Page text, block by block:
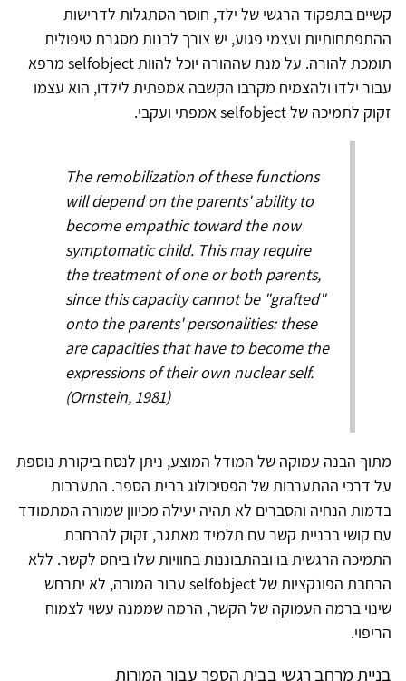
קשיים בתפקוד הרגשי של ילד, חוסר הסתגלות לדרישות
ההתפתחותיות ועצמי פגוע, יש צורך לבנות מסגרת טיפולית
תומכת להורה. על מנת שההורה יוכל להוות selfobject מרפא
עבור ילדו ולהצמיח מקרבו הקשבה אמפתית לילדו, הוא עצמו
זקוק לתמיכה של selfobject אמפתי ועקבי.
The remobilization of these functions
will depend on the parents' ability to
become empathic toward the now
symptomatic child. This may require
the treatment of one or both parents,
since this capacity cannot be "grafted"
onto the parents' personalities: these
are capacities that have to become the
expressions of their own nuclear self.
(Ornstein, 1981)
מתוך הבנה עמוקה של המודל המוצע, ניתן לנסח ביקורת נוספת
על דרכי ההתערבות של הפסיכולוג בבית הספר. התערבות
בדמות הנחיה והסברים לא תהיה יעילה מכיוון שמורה המתמודד
עם קושי בבניית קשר עם תלמיד מאתגר, זקוק להרחבת
התמיכה הרגשית בו ובהתבוננות בחוויות שלו ביחס לקשר. ללא
הרחבת הפונקציות של selfobject עבור המורה, לא יתרחש
שינוי ברמה העמוקה של הקשר, הרמה שממנה עשוי לצמוח
הריפוי.
בניית מרחב רגשי בבית הספר עבור המורות